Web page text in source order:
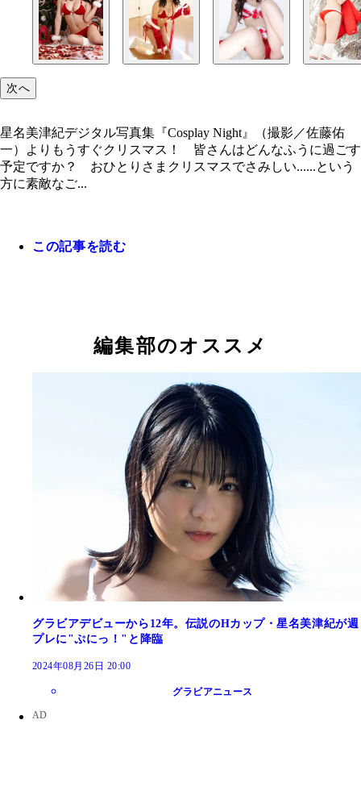
星名美津紀デジタル写真集『Cosplay Night』（撮
星名美津紀デジタル写真集『Cosplay Night』（撮
吉木りさデジタル写真集『せいなる夜にプレゼン
奥山かずさデジタル写真集『マイナス8度の吐息。
次へ
星名美津紀デジタル写真集『Cosplay Night』（撮影／佐藤佑
一）よりもうすぐクリスマス！ 皆さんはどんなふうに過ごす
予定ですか？ おひとりさまクリスマスでさみしい......という
方に素敵なご...
この記事を読む
編集部のオススメ
グラビアデビューから12年。伝説のHカップ・星名美津紀が週
プレに"ぷにっ！"と降臨
2024年08月26日 20:00
グラビアニュース